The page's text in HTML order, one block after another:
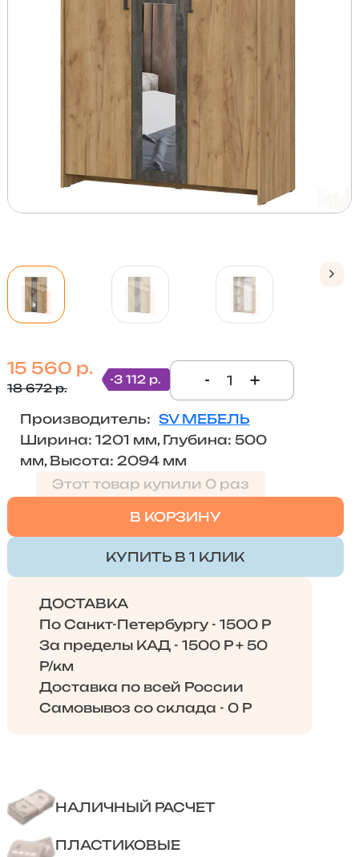
15 560 р.
18 672 р.
-3 112 р. - +
Производитель: SV МЕБЕЛЬ
Ширина: 1201 мм, Глубина: 500
мм, Высота: 2094 мм
Этот товар купили 0 раз
В КОРЗИНУ
КУПИТЬ В 1 КЛИК
ДОСТАВКА
По Санкт-Петербургу - 1500 Р
За пределы КАД - 1500 Р + 50
Р/км
Доставка по всей России
Самовывоз со склада - 0 Р
НАЛИЧНЫЙ РАСЧЕТ
ПЛАСТИКОВЫЕ